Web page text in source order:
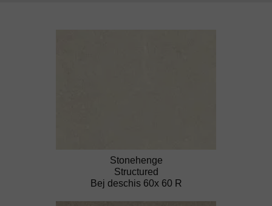
Stonehenge
Structured
Bej deschis 60x 60 R